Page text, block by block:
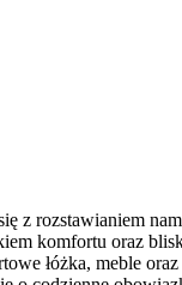
z rozstawianiem
komfortu oraz
łóżka, meble oraz